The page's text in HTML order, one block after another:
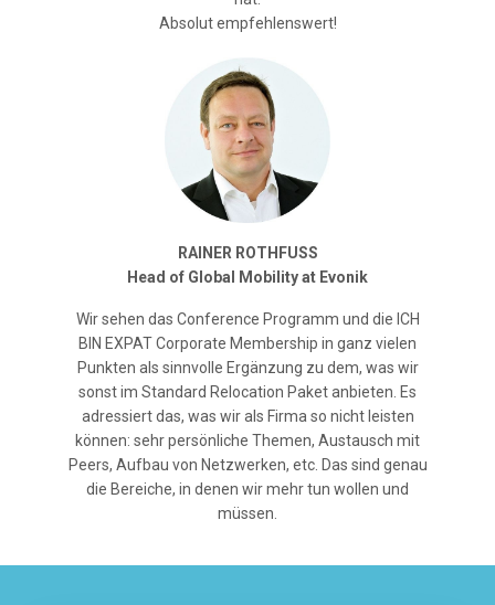
Absolut empfehlenswert!
RAINER ROTHFUSS
Head of Global Mobility at Evonik
Wir sehen das Conference Programm und die ICH
BIN EXPAT Corporate Membership in ganz vielen
Punkten als sinnvolle Ergänzung zu dem, was wir
sonst im Standard Relocation Paket anbieten. Es
adressiert das, was wir als Firma so nicht leisten
können: sehr persönliche Themen, Austausch mit
Peers, Aufbau von Netzwerken, etc. Das sind genau
die Bereiche, in denen wir mehr tun wollen und
müssen.